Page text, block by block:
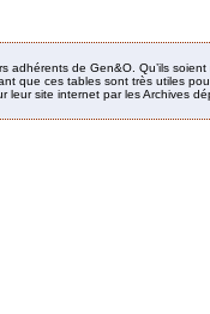
de Gen&O. Qu’ils
que ces tables sont très utiles
leur site internet par les Archives